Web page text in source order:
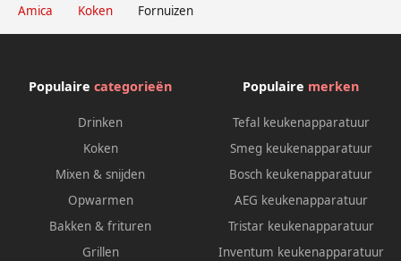
Amica Koken Fornuizen
Populaire categorieën
Drinken
Koken
Mixen & snijden
Opwarmen
Bakken & frituren
Grillen
Populaire merken
Tefal keukenapparatuur
Smeg keukenapparatuur
Bosch keukenapparatuur
AEG keukenapparatuur
Tristar keukenapparatuur
Inventum keukenapparatuur